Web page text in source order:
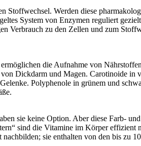
Stoffwechsel. Werden diese
System von Enzymen reguliert
Verbrauch zu den Zellen und zum
die Aufnahme von
Dickdarm und Magen. Carotinoide in
Polyphenole in grünem und
sie keine Option. Aber diese Farb-
sind die Vitamine im Körper effizient
sie enthalten von den bis zu